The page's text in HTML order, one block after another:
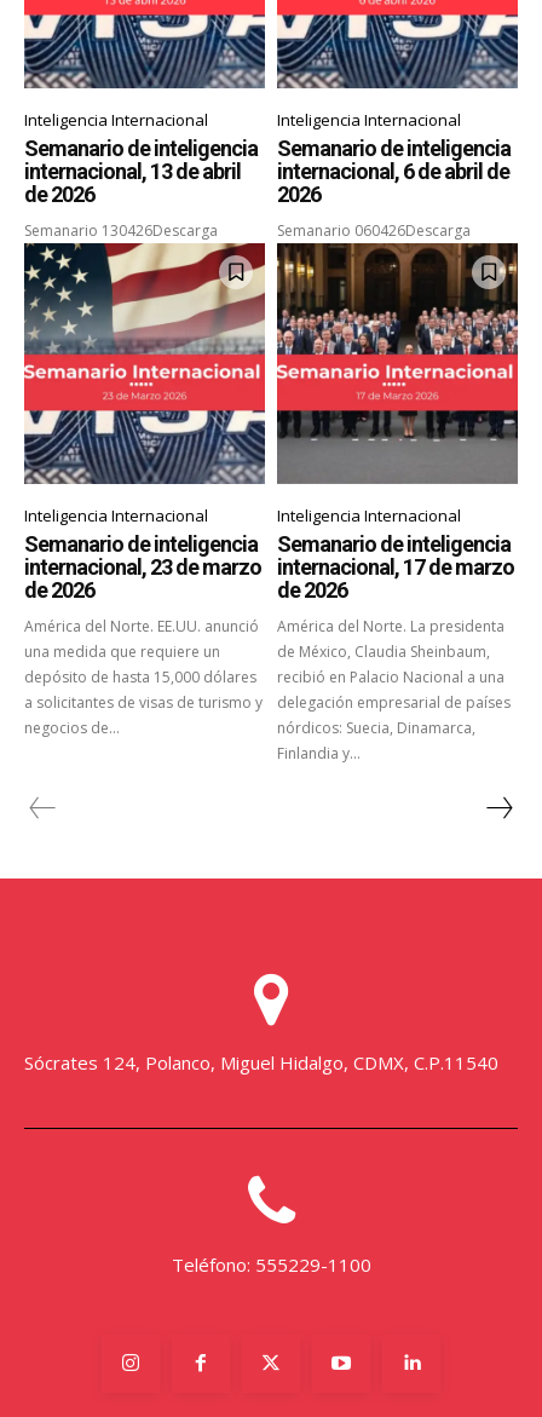
Inteligencia Internacional
Semanario de inteligencia
internacional, 13 de abril
de 2026
Semanario 130426Descarga
Inteligencia Internacional
Semanario de inteligencia
internacional, 6 de abril de
2026
Semanario 060426Descarga
Inteligencia Internacional
Semanario de inteligencia
internacional, 23 de marzo
de 2026
América del Norte. EE.UU. anunció
una medida que requiere un
depósito de hasta 15,000 dólares
a solicitantes de visas de turismo y
negocios de...
Inteligencia Internacional
Semanario de inteligencia
internacional, 17 de marzo
de 2026
América del Norte. La presidenta
de México, Claudia Sheinbaum,
recibió en Palacio Nacional a una
delegación empresarial de países
nórdicos: Suecia, Dinamarca,
Finlandia y...
Sócrates 124, Polanco, Miguel Hidalgo, CDMX, C.P.11540
Teléfono: 555229-1100